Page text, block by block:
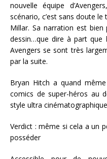
nouvelle équipe
scénario, c’est sans doute
Millar. Sa narration est
dessin…que dire à part que
Avengers se sont très
par la suite.
Bryan Hitch a quand
comics de super-héros au
style ultra
Verdict : même si cela a un
posséder